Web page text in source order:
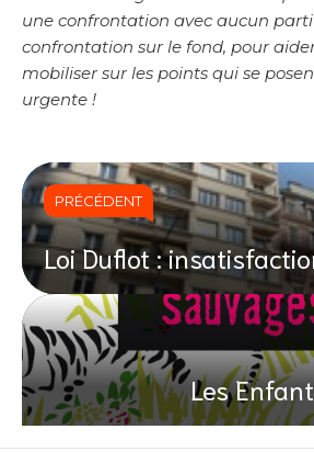
une confrontation avec aucun parti
confrontation sur le fond, pour
mobiliser sur les points qui se
urgente !
PRÉCÉDENT
Loi Duflot :
Les